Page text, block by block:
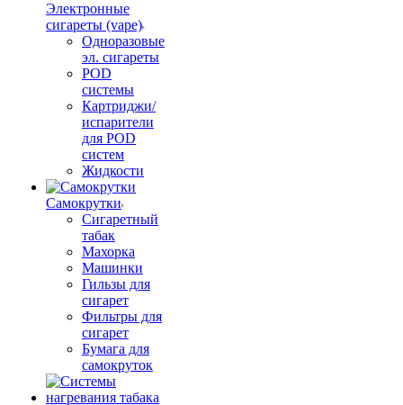
Электронные
сигареты (vape)
Одноразовые
эл. сигареты
POD
системы
Картриджи/
испарители
для POD
систем
Жидкости
Самокрутки
Сигаретный
табак
Махорка
Машинки
Гильзы для
сигарет
Фильтры для
сигарет
Бумага для
самокруток